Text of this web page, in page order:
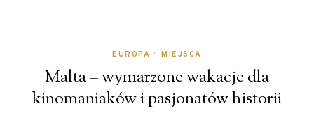
EUROPA • MIEJSCA
Malta – wymarzone wakacje dla
kinomaniaków i pasjonatów historii